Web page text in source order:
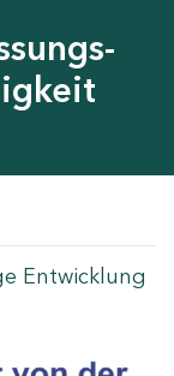
Entwicklung